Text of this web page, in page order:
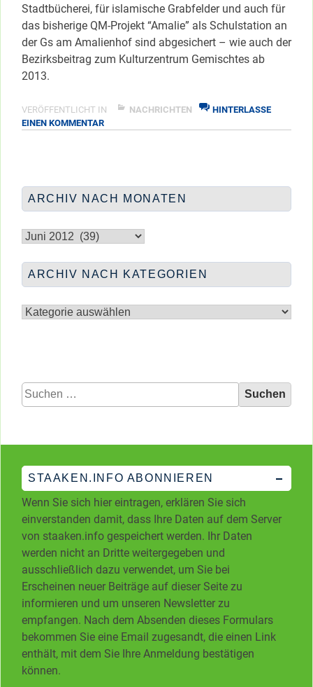
Stadtbücherei, für islamische Grabfelder und auch für
das bisherige QM-Projekt “Amalie” als Schulstation an
der Gs am Amalienhof sind abgesichert – wie auch der
Bezirksbeitrag zum Kulturzentrum Gemischtes ab
2013.
VERÖFFENTLICHT IN NACHRICHTEN
HINTERLASSE
EINEN KOMMENTARZU
KLAR!
ARCHIV NACH MONATEN
nach
ARCHIV NACH KATEGORIEN
nach
Suchen
nach:
STAAKEN.INFO ABONNIEREN
Wenn Sie sich hier eintragen, erklären Sie sich
einverstanden damit, dass Ihre Daten auf dem Server
von staaken.info gespeichert werden. Ihr Daten
werden nicht an Dritte weitergegeben und
ausschließlich dazu verwendet, um Sie bei
Erscheinen neuer Beiträge auf dieser Seite zu
informieren und um unseren Newsletter zu
empfangen. Nach dem Absenden dieses Formulars
bekommen Sie eine Email zugesandt, die einen Link
enthält, mit dem Sie Ihre Anmeldung bestätigen
können.